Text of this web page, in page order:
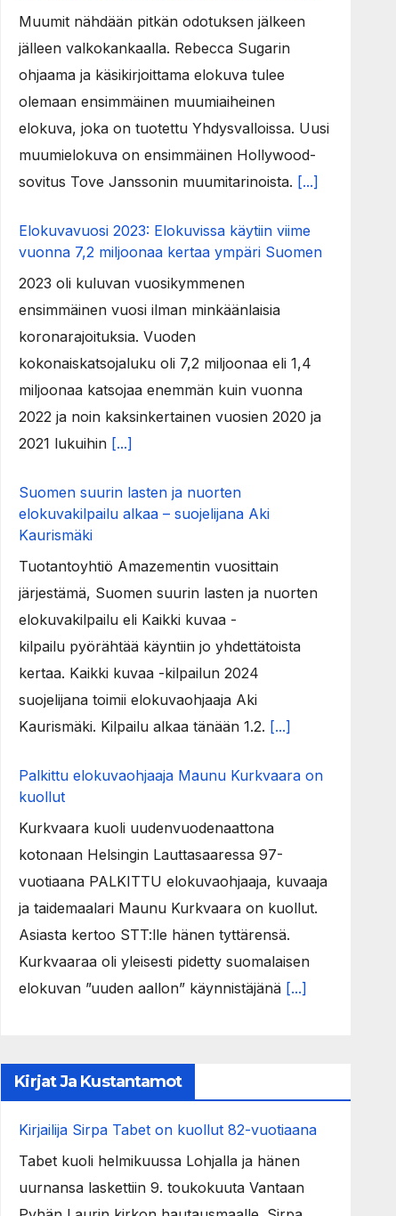
Muumit nähdään pitkän odotuksen jälkeen
jälleen valkokankaalla. Rebecca Sugarin
ohjaama ja käsikirjoittama elokuva tulee
olemaan ensimmäinen muumiaiheinen
elokuva, joka on tuotettu Yhdysvalloissa. Uusi
muumielokuva on ensimmäinen Hollywood-
sovitus Tove Janssonin muumitarinoista. [...]
Elokuvavuosi 2023: Elokuvissa käytiin viime
vuonna 7,2 miljoonaa kertaa ympäri Suomen
2023 oli kuluvan vuosikymmenen
ensimmäinen vuosi ilman minkäänlaisia
koronarajoituksia. Vuoden
kokonaiskatsojaluku oli 7,2 miljoonaa eli 1,4
miljoonaa katsojaa enemmän kuin vuonna
2022 ja noin kaksinkertainen vuosien 2020 ja
2021 lukuihin [...]
Suomen suurin lasten ja nuorten
elokuvakilpailu alkaa – suojelijana Aki
Kaurismäki
Tuotantoyhtiö Amazementin vuosittain
järjestämä, Suomen suurin lasten ja nuorten
elokuvakilpailu eli Kaikki kuvaa -
kilpailu pyörähtää käyntiin jo yhdettätoista
kertaa. Kaikki kuvaa -kilpailun 2024
suojelijana toimii elokuvaohjaaja Aki
Kaurismäki. Kilpailu alkaa tänään 1.2. [...]
Palkittu elokuvaohjaaja Maunu Kurkvaara on
kuollut
Kurkvaara kuoli uudenvuodenaattona
kotonaan Helsingin Lauttasaaressa 97-
vuotiaana PALKITTU elokuvaohjaaja, kuvaaja
ja taidemaalari Maunu Kurkvaara on kuollut.
Asiasta kertoo STT:lle hänen tyttärensä.
Kurkvaaraa oli yleisesti pidetty suomalaisen
elokuvan ”uuden aallon” käynnistäjänä [...]
Kirjat Ja Kustantamot
Kirjailija Sirpa Tabet on kuollut 82-vuotiaana
Tabet kuoli helmikuussa Lohjalla ja hänen
uurnansa laskettiin 9. toukokuuta Vantaan